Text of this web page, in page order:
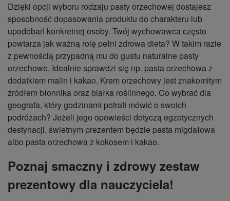
Dzięki opcji wyboru rodzaju pasty orzechowej dostajesz
sposobność dopasowania produktu do charakteru lub
upodobań konkretnej osoby. Twój wychowawca często
powtarza jak ważną rolę pełni zdrowa dieta? W takim razie
z pewnością przypadną mu do gustu naturalne pasty
orzechowe. Idealnie sprawdzi się np. pasta orzechowa z
dodatkiem malin i kakao. Krem orzechowy jest znakomitym
źródłem błonnika oraz białka roślinnego. Co wybrać dla
geografa, który godzinami potrafi mówić o swoich
podróżach? Jeżeli jego opowieści dotyczą egzotycznych
destynacji, świetnym prezentem będzie pasta migdałowa
albo pasta orzechowa z kokosem i kakao.
Poznaj smaczny i zdrowy zestaw
prezentowy dla nauczyciela!